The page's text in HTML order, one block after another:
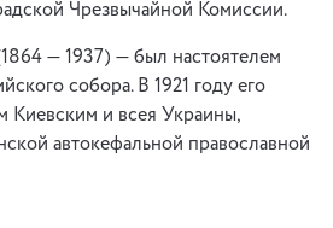
Чрезвычайной Комиссии.
— 1937) — был настоятелем
собора. В 1921 году его
Киевским и всея Украины,
автокефальной православной